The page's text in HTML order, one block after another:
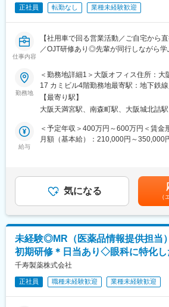
ットの両方の研修を予定しており、現場
土台を固めます。（研修期間は変動の可
■魅力：
・産育休、子ども看護休暇、介護休暇
■勤務地補足：
※配属予定拠点の詳しくは以下ご参照く
https://www.kracie.co.jp/company/info/
の駐在の場合もあります。
※駐在の場合も、会議等の業務で月に数
■クラシエ(株)へ入社後本社での研修期
クラシエ薬品(株)への在籍出向となりま
出向先：クラシエ薬品株式会社
本社住所：東京都港区海岸3丁目20番
※その他全国いずれかの営業所への配属
事業内容：医療用医薬品分野（医薬品
正社員 転勤なし 業種未経験歓迎
仕事内容
【社用車で回る営業活動／ご自宅から
／OJT研修あり◎先輩が同行しながら学
■業務内容：
医薬品卸やドラッグストア本部に対し
や販売促進施策の企画・提案営業をお任
営業先は既存取引先が主となりますが、
います。
＜詳細＞
・販売促進施策の企画・提案
・本部バイヤーとの商談・関係構築
・既存取引先への深耕営業
＜取扱商材＞
現在はOTC医薬品が中心で、内服固形
（点鼻薬、虫刺され薬など）のNB品・
今後は健康食品や機能性表示食品など
可能性もあります。
勤務地
＜勤務地詳細1＞大阪オフィス住所：
17 カミビル4階勤務地最寄駅：地下鉄
策：敷地内全面禁煙＜勤務地詳細2＞全
です 受動喫煙対策：屋内全面禁煙変更の
【最寄り駅】
大阪天満宮駅、南森町駅、大阪城北詰駅
給与
＜予定年収＞400万円～600万円＜賃金
月額（基本給）：210,000円～350,000
給与詳細は、あくまでも目安の金額で
る可能性があります。■昇給：年1回（
年2回（計3ヵ月分以上）賃金はあくま
考を通じて上下する可能性があります
めた表記です。
気になる
（
未経験◎MR（医薬品情報提供担当
初期研修＊日当あり◇眼科に特化
千寿製薬株式会社
正社員 職種未経験歓迎 業種未経験歓迎